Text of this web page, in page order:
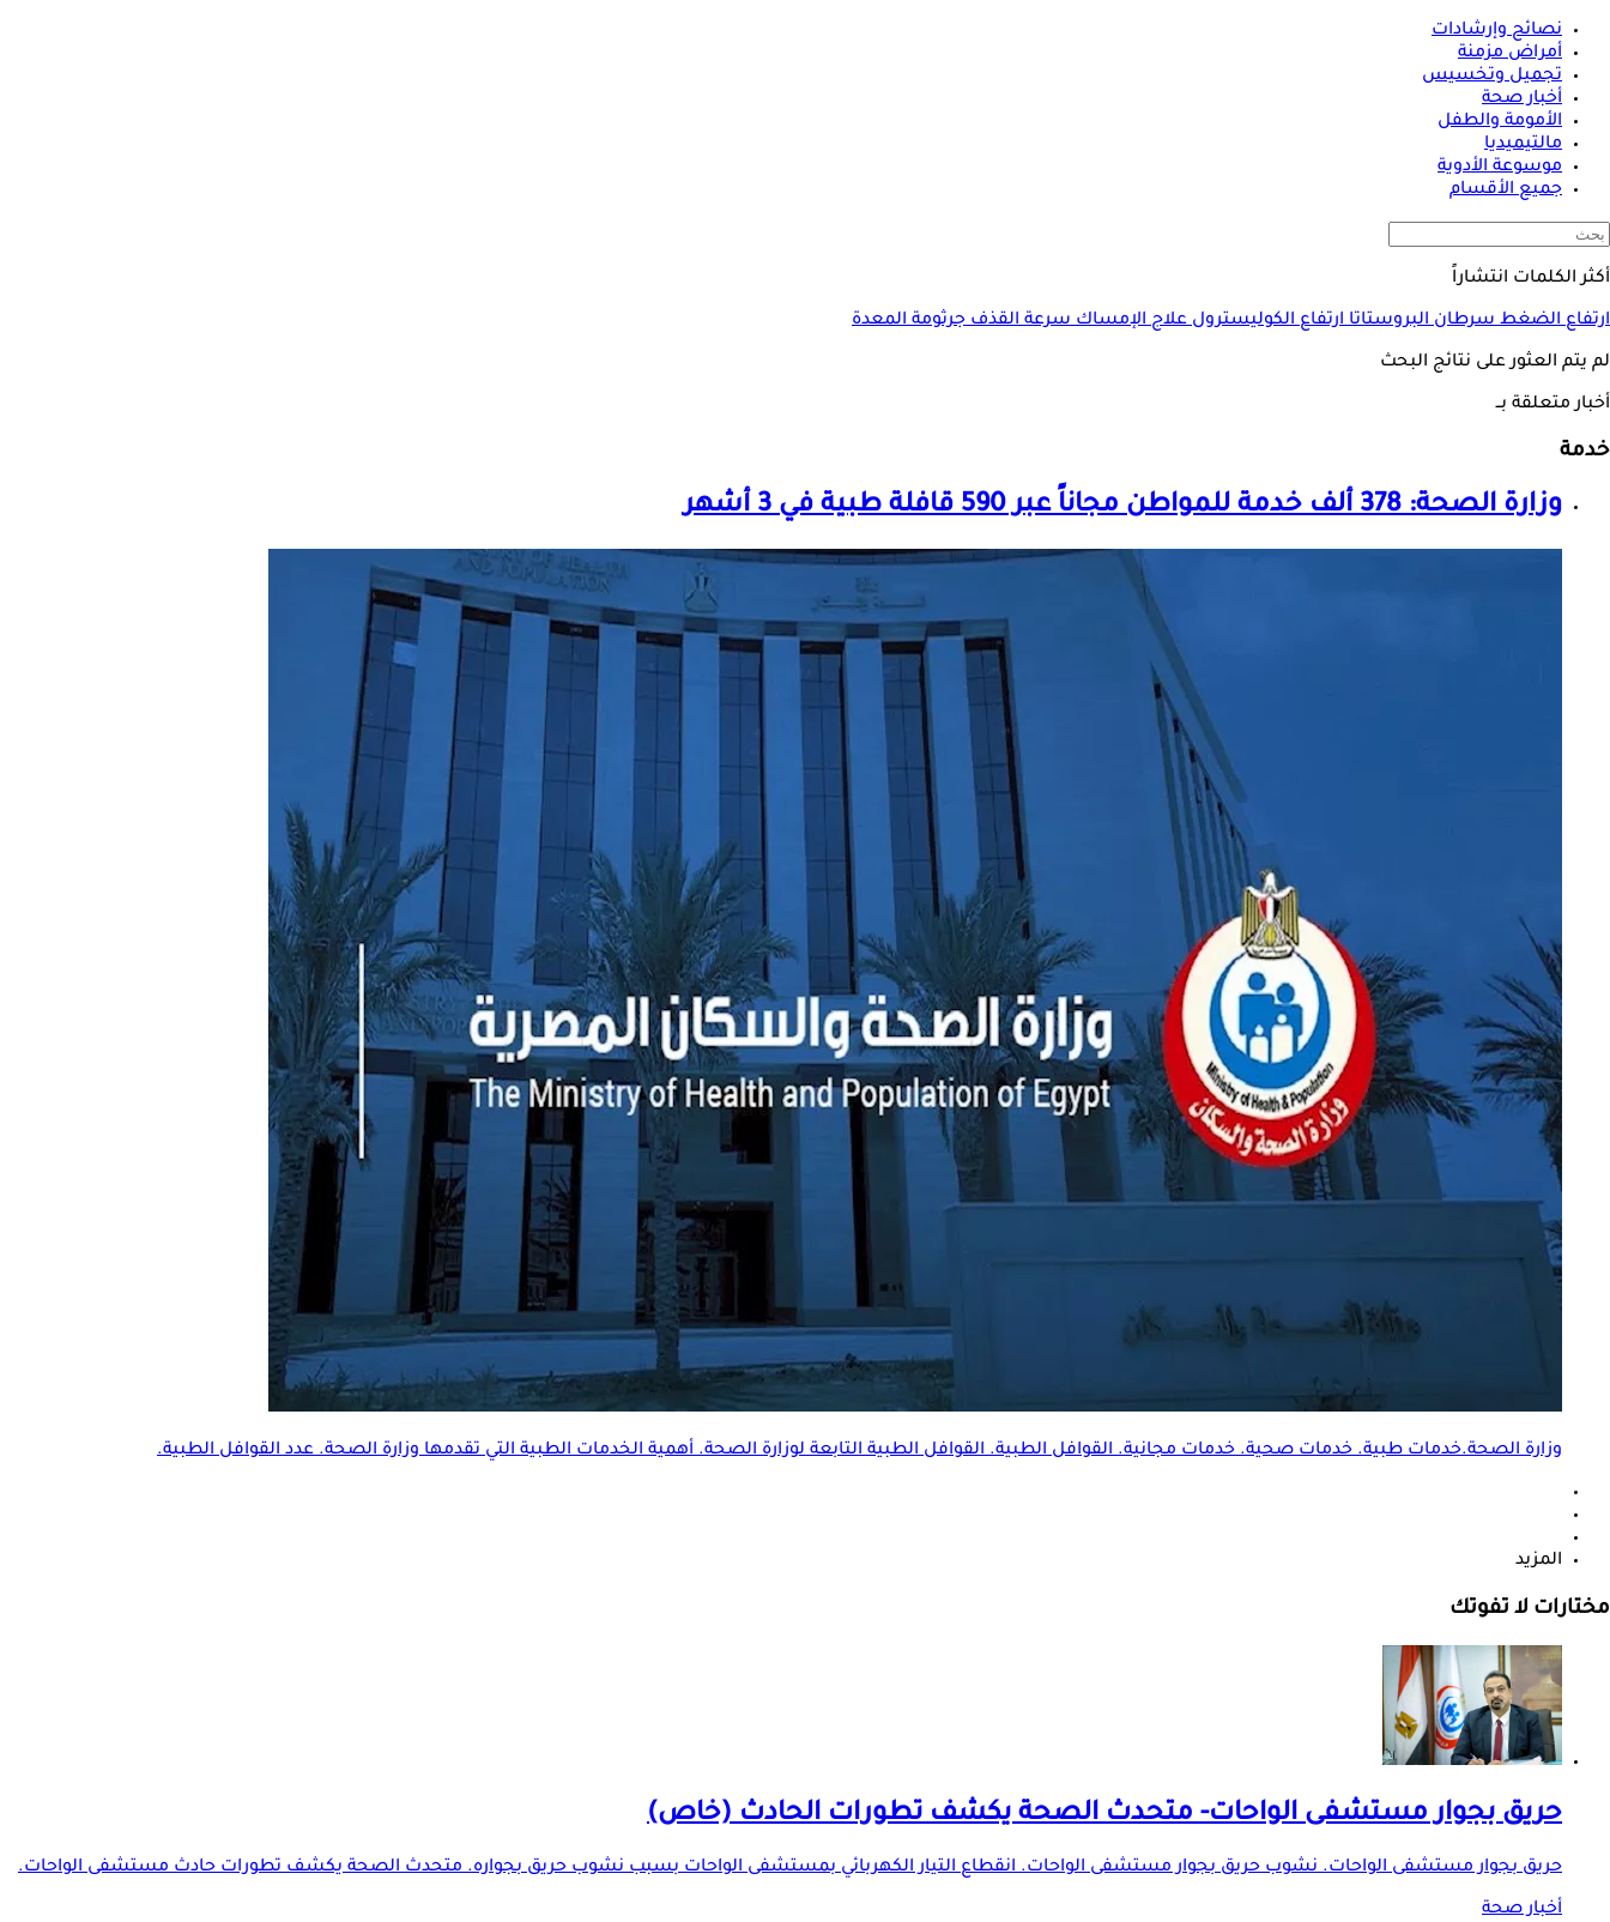
نصائح وإرشادات
أمراض مزمنة
تجميل وتخسيس
أخبار صحة
الأمومة والطفل
مالتيميديا
موسوعة الأدوية
جميع الأقسام
أكثر الكلمات انتشاراً
ارتفاع الضغطسرطان البروستاتاارتفاع الكوليسترولعلاج الإمساكسرعة القذفجرثومة المعدة
لم يتم العثور على نتائج البحث
أخبار متعلقة بــ
خدمة
وزارة الصحة: 378 ألف خدمةللمواطن مجاناً عبر 590 قافلة طبية في 3 أشهر
وزارة الصحة.خدمات طبية. خدمات صحية. خدمات مجانية. القوافل الطبية. القوافل الطبية التابعة لوزارة الصحة. أهمية الخدمات الطبية التي تقدمها وزارة الصحة. عدد القوافل الطبية.
المزيد
مختارات لا تفوتك
حريق بجوار مستشفى الواحات- متحدث الصحة يكشف تطورات الحادث (خاص)
حريق بجوار مستشفى الواحات. نشوب حريق بجوار مستشفى الواحات. انقطاع التيار الكهربائي بمستشفى الواحات بسبب نشوب حريق بجواره. متحدث الصحة يكشف تطورات حادث مستشفى الواحات.
أخبار صحة